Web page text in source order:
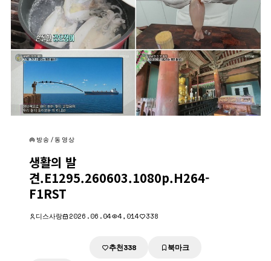
방송/동영상
생활의 발
견.E1295.260603.1080p.H264-
F1RST
디스사랑 2026.06.04 4,014 338
추천338 북마크